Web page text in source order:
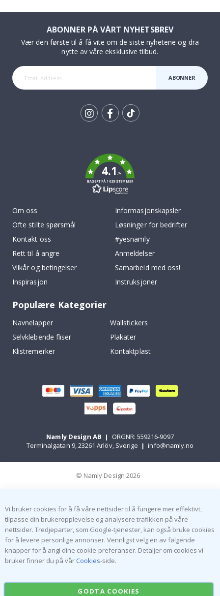
ABONNER PÅ VÅRT NYHETSBREV
Vær den første til å få vite om de siste nyhetene og dra
nytte av våre eksklusive tilbud.
ABONNER
4.1/5
BASERT PÅ 1029 STEMMER
Om oss
Ofte stilte spørsmål
Kontakt oss
Rett til å angre
Vilkår og betingelser
Inspirasjon
Informasjonskapsler
Løsninger for bedrifter
#yesnamly
Anmeldelser
Samarbeid med oss!
Instruksjoner
Populære Kategorier
Navnelapper
Wallstickers
Selvklebende fliser
Plakater
Klistremerker
Kontaktplast
Namly Design AB |
ORGNR: 559216-9097
Terminalgatan 9, 23261 Arlöv, Sverige | info@namly.no
© Namly Design 2026
Vi bruker cookies for å få våre nettsider til å fungere mer effektivt,
tilpasse din brukeropplevelse og analysere trafikken på våre
nettsider. Tredjeparter, som Google-tjenester, kan også bruke cookies
for å levere personlige annonser. Vennligst velg en av følgende
knapper for å angi dine cookie-preferanser. Detaljer om cookies vi
bruker finner du på vår Cookies-side.
GODTA COOKIES